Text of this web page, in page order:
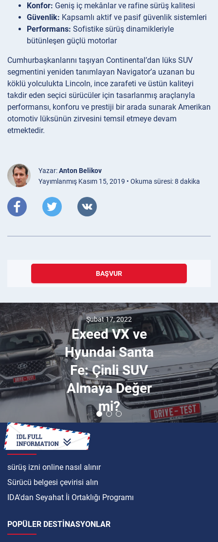
Konfor: Geniş iç mekânlar ve rafine sürüş kalitesi
Güvenlik: Kapsamlı aktif ve pasif güvenlik sistemleri
Performans: Sofistike sürüş dinamikleriyle
bütünleşen güçlü motorlar
Cumhurbaşkanlarını taşıyan Continental’dan lüks SUV
segmentini yeniden tanımlayan Navigator’a uzanan bu
köklü yolculukta Lincoln, ince zarafeti ve üstün kaliteyi
takdir eden seçici sürücüler için tasarlanmış araçlarıyla
performansı, konforu ve prestiji bir arada sunarak Amerikan
otomotiv lüksünün zirvesini temsil etmeye devam
etmektedir.
Yazar:Anton Belikov
Yayımlanmış Kasım 15, 2019 • Okuma süresi: 8 dakika
BAŞVUR
Şubat 17, 2022
Exeed VX ve
Hyundai Santa
Fe: Çinli SUV
Almaya Değer
mi?
ULUSLARARASI
sürüş izni online nasıl alınır
Sürücü belgesi çevirisi alın
IDA'dan Seyahat İi Ortaklığı Programı
POPÜLER DESTINASYONLAR